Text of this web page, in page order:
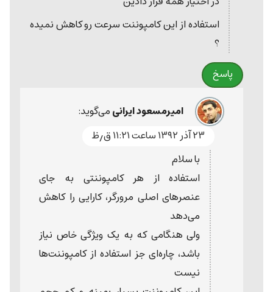
استفاده از این کامپوننت سرعت رو کاهش نمیده
؟
پاسخ
امیرمسعود ایرانیمی‌گوید:
۲۳ آذر ۱۳۹۲ ساعت ۱۱:۲۱ ق٫ظ
با سلام
استفاده از هر کامپوننتی به جای
عنصرهای اصلی مرورگر، کارایی را کاهش
می‌دهد
ولی هنگامی که به یک ویژگی خاص نیاز
باشد، چاره‌ای جز استفاده از کامپوننت‌ها
نیست